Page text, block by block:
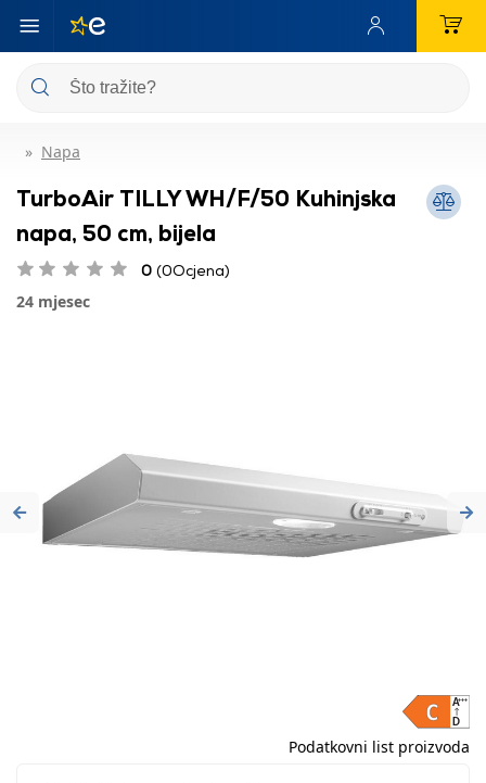
Napa
TurboAir TILLY WH/F/50 Kuhinjska
napa, 50 cm, bijela
0 (0Ocjena)
24 mjesec
Previous
Podatkovni list proizvoda